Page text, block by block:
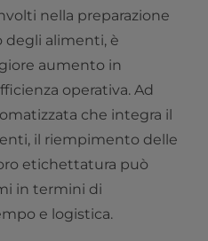
nella preparazione
degli alimenti, è
aumento in
operativa. Ad
che integra il
il riempimento delle
etichettatura può
in termini di
e logistica.